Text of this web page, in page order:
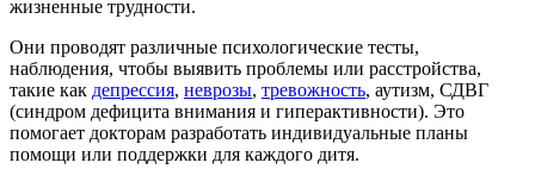
жизненные трудности.
Они проводят различные психологические тесты,
наблюдения, чтобы выявить проблемы или расстройства,
такие как депрессия, неврозы, тревожность, аутизм, СДВГ
(синдром дефицита внимания и гиперактивности). Это
помогает докторам разработать индивидуальные планы
помощи или поддержки для каждого дитя.